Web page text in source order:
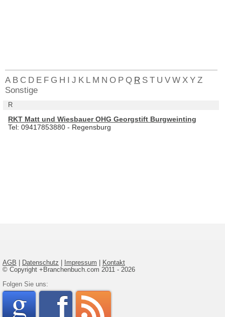
A B C D E F G H I J K L M N O P Q R S T U V W X Y Z
Sonstige
R
RKT Matt und Wiesbauer OHG Georgstift Burgweinting
Tel: 09417853880 - Regensburg
AGB Datenschutz Impressum
Kontakt
© Copyright +Branchenbuch.com 2011 - 2026
Folgen Sie uns:
google